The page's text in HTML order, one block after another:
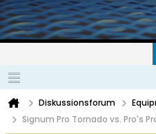
Diskussionsforum
Signum Pro Tornado vs. Pro's